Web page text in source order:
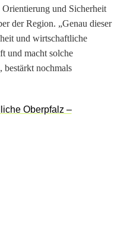
und Sicherheit
der Region. „Genau dieser
und wirtschaftliche
und macht solche
bestärkt nochmals